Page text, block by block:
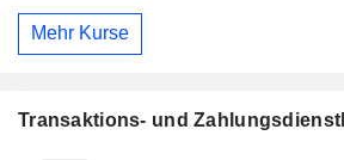
Mehr Kurse
Transaktions- und